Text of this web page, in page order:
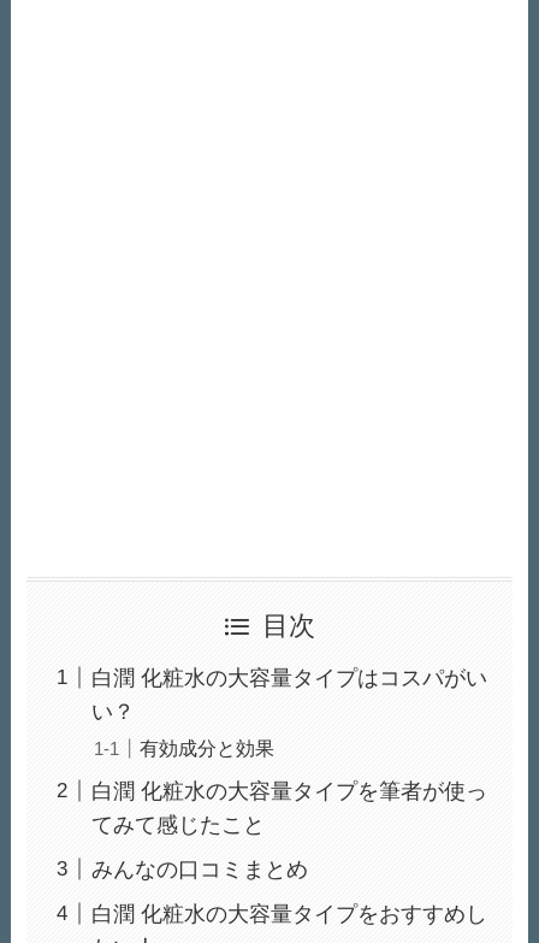
目次
白潤 化粧水の大容量タイプはコスパがい
い？
有効成分と効果
白潤 化粧水の大容量タイプを筆者が使っ
てみて感じたこと
みんなの口コミまとめ
白潤 化粧水の大容量タイプをおすすめし